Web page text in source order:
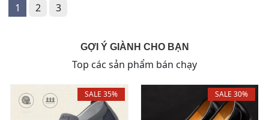
1 2 3
GỢI Ý GIÀNH CHO BẠN
Top các sản phẩm bán chạy
SALE 35% SALE 30%